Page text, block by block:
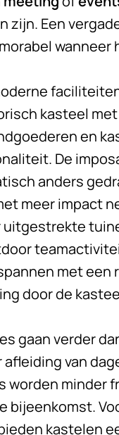
zijn. Een
wanneer
kasteel
en
De
anders
meer impact
uitgestrekte
met een
door de
gaan verder
van
worden minder
bijeenkomst.
kastelen